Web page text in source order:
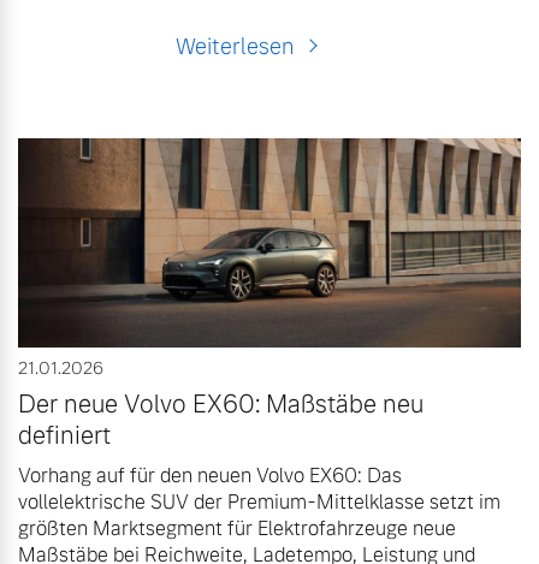
Weiterlesen
21.01.2026
Der neue Volvo EX60: Maßstäbe neu
definiert
Vorhang auf für den neuen Volvo EX60: Das
vollelektrische SUV der Premium-Mittelklasse setzt im
größten Marktsegment für Elektrofahrzeuge neue
Maßstäbe bei Reichweite, Ladetempo, Leistung und